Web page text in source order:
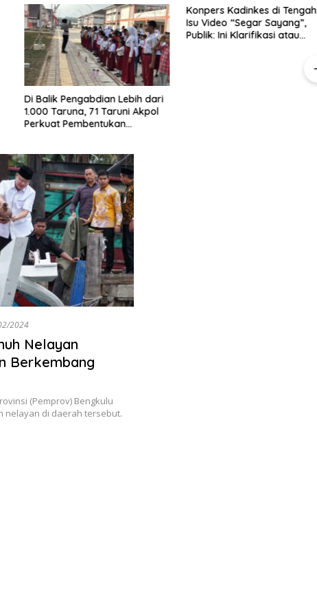
Di Balik Pengabdian Lebih dari
1.000 Taruna, 71 Taruni Akpol
Perkuat Pembentukan
Konpers Kadinkes di Tengah
Isu Video “Segar Sayang”,
Publik: Ini Klarifikasi atau
2024
Nelayan
Berkembang
(Pemprov) Bengkulu
nelayan di daerah tersebut.